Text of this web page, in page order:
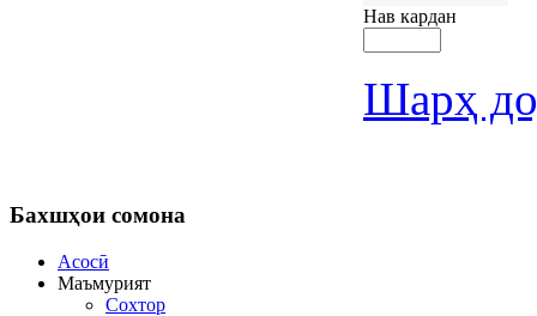
Нав кардан
Шарҳ
Бахшҳои сомона
Асосӣ
Маъмурият
Сохтор